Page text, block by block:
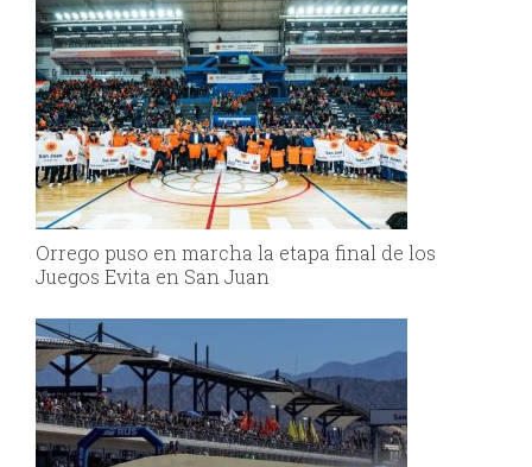
Orrego puso en marcha la etapa final de los
Juegos Evita en San Juan